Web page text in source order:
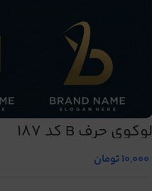
لوگوی حرف B کد 187
10,000تومان